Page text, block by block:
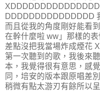
DDDDDDDDDDDDDDD
而且從我的角度剛好能看
在幹什麼啦 ww」那樣的
差點沒把我當場炸成煙花
第一次聽到的歌，我後來
本，我覺得很有意思，感
同，培安的版本跟原唱差
稍微有點太游刃有餘所以